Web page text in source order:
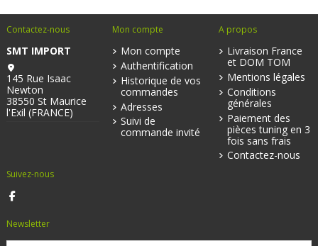
Contactez-nous
SMT IMPORT
145 Rue Isaac
Newton
38550 St Maurice
l'Exil (FRANCE)
Mon compte
Mon compte
Authentification
Historique de vos
commandes
Adresses
Suivi de
commande invité
A propos
Livraison France
et DOM TOM
Mentions légales
Conditions
générales
Paiement des
pièces tuning en 3
fois sans frais
Contactez-nous
Suivez-nous
Newsletter